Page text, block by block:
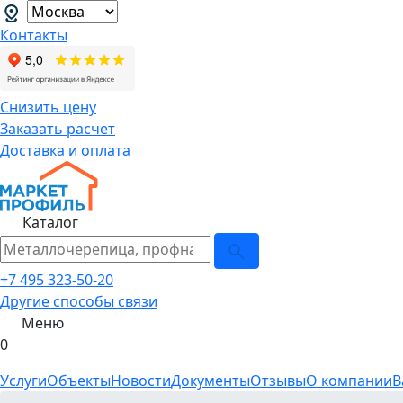
Контакты
Снизить цену
Заказать расчет
Доставка и оплата
Каталог
+7 495 323-50-20
Другие способы связи
Меню
0
УслугиОбъектыНовостиДокументыОтзывыО компании